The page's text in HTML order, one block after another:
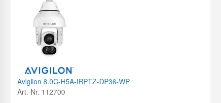
Avigilon 8.0C-H5A-IRPTZ-DP36-WP
Art.-Nr. 112700